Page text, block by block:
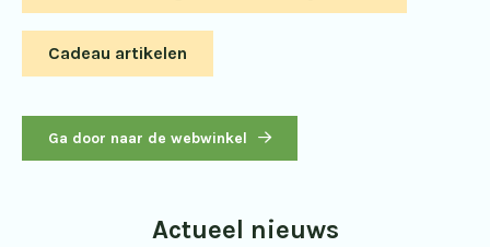
Cadeau artikelen
Ga door naar de webwinkel
Actueel nieuws